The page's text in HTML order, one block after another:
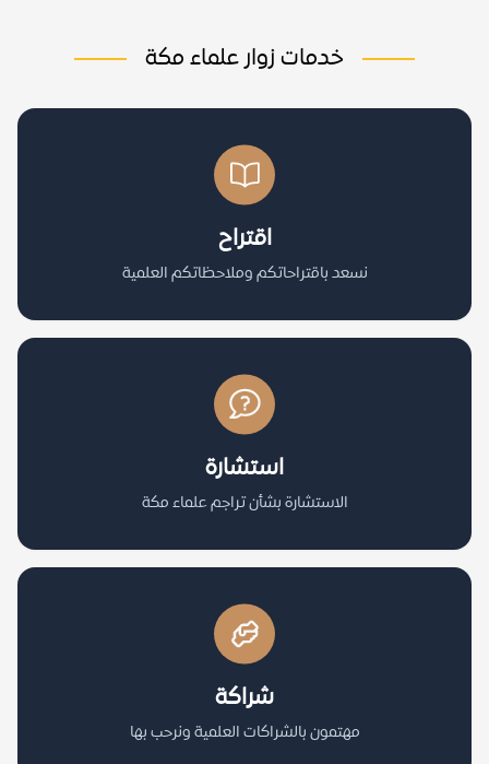
خدمات زوار علماء مكة
اقتراح
نسعد باقتراحاتكم وملاحظاتكم العلمية
استشارة
الاستشارة بشأن تراجم علماء مكة
شراكة
مهتمون بالشراكات العلمية ونرحب بها